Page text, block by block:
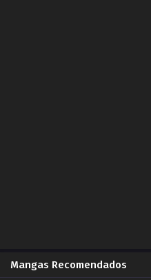
Mangas Recomendados